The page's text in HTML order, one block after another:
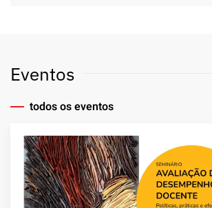
Eventos
todos os eventos